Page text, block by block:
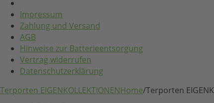
Impressum
Zahlung und Versand
AGB
Hinweise zur Batterieentsorgung
Vertrag widerrufen
Datenschutzerklärung
Terporten EIGENKOLLEKTIONENHome/Terporten